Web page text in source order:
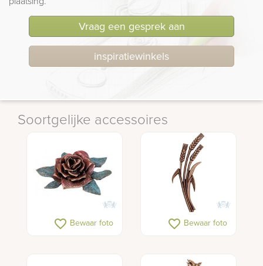
Vraag een gesprek aan
inspiratiewinkels
Soortgelijke accessoires
favorite_border Bewaar foto favorite_border Bewaar foto